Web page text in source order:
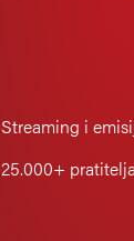
Streaming i
25.000+